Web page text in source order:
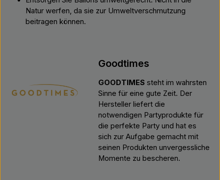
Natur werfen, da sie zur Umweltverschmutzung
beitragen können.
Goodtimes
GOODTIMES steht im wahrsten
Sinne für eine gute Zeit. Der
Hersteller liefert die
notwendigen Partyprodukte für
die perfekte Party und hat es
sich zur Aufgabe gemacht mit
seinen Produkten unvergessliche
Momente zu bescheren.